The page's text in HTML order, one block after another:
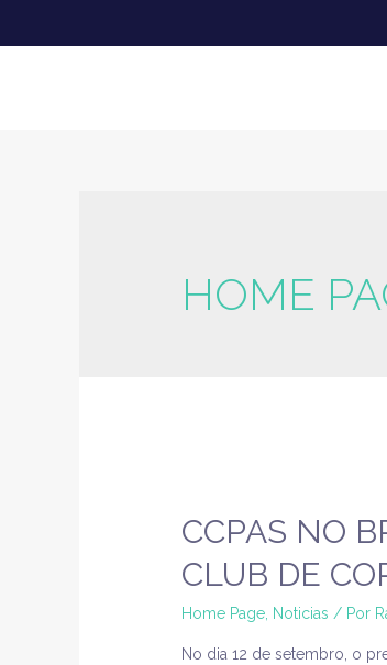
HOME
CCPAS NO
CLUB DE
Home Page, Noticias / Por
No dia 12 de setembro, o